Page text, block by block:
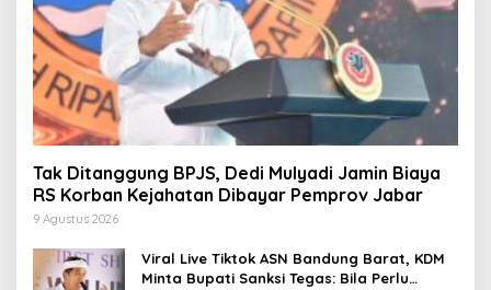
Tak Ditanggung BPJS, Dedi Mulyadi Jamin Biaya
RS Korban Kejahatan Dibayar Pemprov Jabar
9 Agustus 2026
Viral Live Tiktok ASN Bandung Barat, KDM
Minta Bupati Sanksi Tegas: Bila Perlu